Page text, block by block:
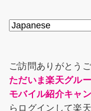
ご訪問ありがとう
ただいま楽天グル
モバイル紹介キャ
らログインして楽